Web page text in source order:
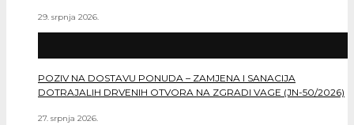
29. srpnja 2026.
POZIV NA DOSTAVU PONUDA – ZAMJENA I SANACIJA
DOTRAJALIH DRVENIH OTVORA NA ZGRADI VAGE (JN-50/2026)
27. srpnja 2026.